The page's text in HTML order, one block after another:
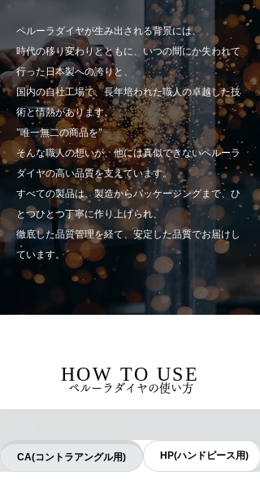
ペルーラダイヤが生み出される背景には、
時代の移り変わりとともに、いつの間にか失われて
行った日本製への誇りと、
国内の自社工場で、長年培われた職人の卓越した技
術と情熱があります。
"唯一無二の商品を"
そんな職人の想いが、他には真似できないペルーラ
ダイヤの高い品質を支えています。​
すべての製品は、製造からパッケージングまで、ひ
とつひとつ丁寧に作り上げられ、
徹底した品質管理を経て、安定した品質でお届けし
ています。
HOW TO USE
ペルーラダイヤの使い方
CA(コントラアングル用) HP(ハンドピース用)